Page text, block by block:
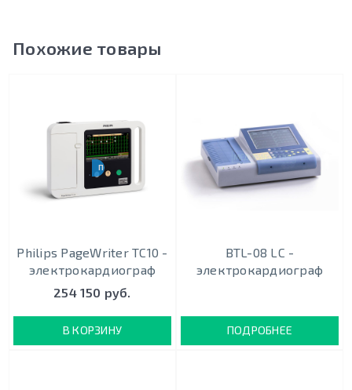
Похожие товары
ПОРТАТИВНЫЙ
Philips PageWriter TC10 -
электрокардиограф
254 150 руб.
В КОРЗИНУ
BTL-08 LC -
электрокардиограф
ПОДРОБНЕЕ